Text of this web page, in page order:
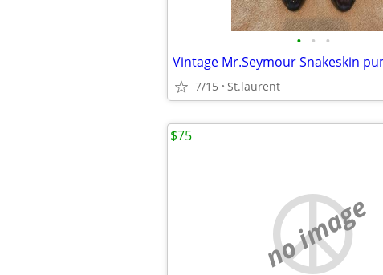
• • •
Vintage Mr.Seymour Snakeskin
7/15 St.laurent
no image
$75